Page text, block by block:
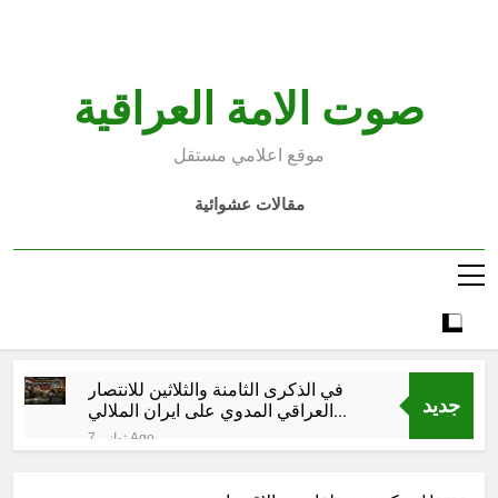
صوت الامة العراقية
موقع اعلامي مستقل
مقالات عشوائية
جديد
في الذكرى الثامنة والثلاثين للانتصار
العراقي المدوي على ايران الملالي
والموامنة
7 ثواني Ago